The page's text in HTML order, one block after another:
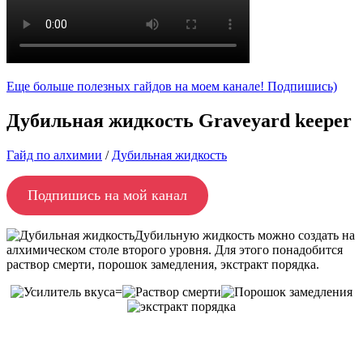
Еще больше полезных гайдов на моем канале! Подпишись)
Дубильная жидкость Graveyard keeper
Гайд по алхимии / Дубильная жидкость
Подпишись на мой канал
Дубильную жидкость можно создать на
алхимическом столе второго уровня. Для этого понадобится
раствор смерти, порошок замедления, экстракт порядка.
=